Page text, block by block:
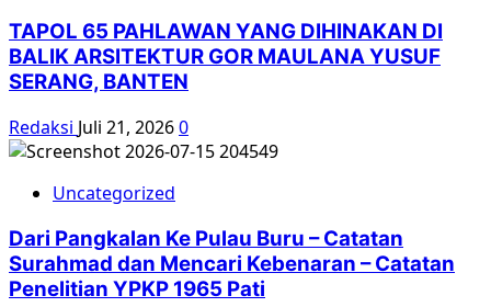
TAPOL 65 PAHLAWAN YANG DIHINAKAN DI
BALIK ARSITEKTUR GOR MAULANA YUSUF
SERANG, BANTEN
Redaksi Juli 21, 20260
Uncategorized
Dari Pangkalan Ke Pulau Buru – Catatan
Surahmad dan Mencari Kebenaran – Catatan
Penelitian YPKP 1965 Pati